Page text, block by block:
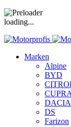
loading...
Marken
Alpine
BYD
CUPRA
DACIA
DS
Farizon